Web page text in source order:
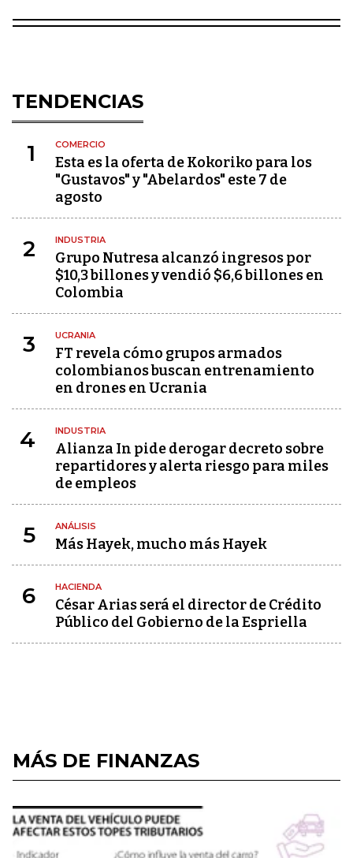
TENDENCIAS
1 COMERCIO
Esta es la oferta de Kokoriko para los
"Gustavos" y "Abelardos" este 7 de
agosto
2 INDUSTRIA
Grupo Nutresa alcanzó ingresos por
$10,3 billones y vendió $6,6 billones en
Colombia
3 UCRANIA
FT revela cómo grupos armados
colombianos buscan entrenamiento
en drones en Ucrania
4 INDUSTRIA
Alianza In pide derogar decreto sobre
repartidores y alerta riesgo para miles
de empleos
5 ANÁLISIS
Más Hayek, mucho más Hayek
6 HACIENDA
César Arias será el director de Crédito
Público del Gobierno de la Espriella
MÁS DE FINANZAS